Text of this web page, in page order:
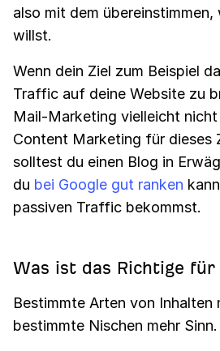
also mit dem übereinstimmen,
willst.
Wenn dein Ziel zum Beispiel
Traffic auf deine Website zu
Mail-Marketing vielleicht
Content Marketing für dieses
solltest du einen Blog in
du bei Google gut ranken
passiven Traffic bekommst.
Was ist das Richtige für
Bestimmte Arten von Inhalten
bestimmte Nischen mehr Sinn.